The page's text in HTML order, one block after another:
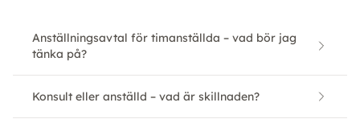
Anställningsavtal för timanställda – vad bör jag
tänka på?
Konsult eller anställd – vad är skillnaden?